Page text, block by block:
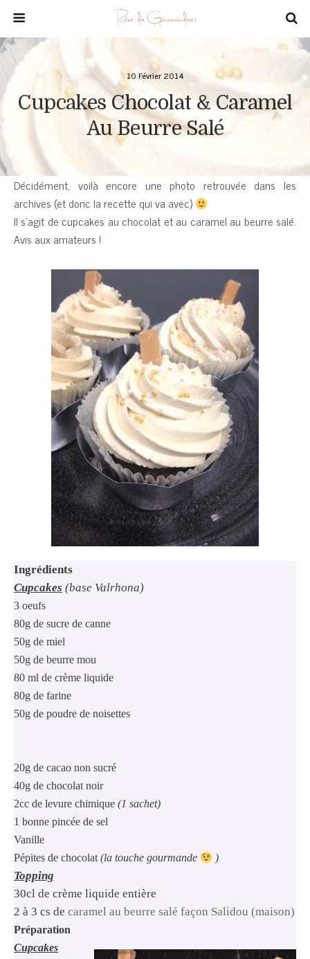
10 Février 2014
Cupcakes Chocolat & Caramel
Au Beurre Salé
Décidément, voilà encore une photo retrouvée dans les
archives (et donc la recette qui va avec)
Il s’agit de cupcakes au chocolat et au caramel au beurre salé.
Avis aux amateurs !
Ingrédients
Cupcakes (base Valrhona)
3 oeufs
80g de sucre de canne
50g de miel
50g de beurre mou
80 ml de crème liquide
80g de farine
50g de poudre de noisettes
20g de cacao non sucré
40g de chocolat noir
2cc de levure chimique (1 sachet)
1 bonne pincée de sel
Vanille
Pépites de chocolat (la touche gourmande )
Topping
30cl de crème liquide entière
2 à 3 cs de caramel au beurre salé façon Salidou (maison)
Préparation
Cupcakes